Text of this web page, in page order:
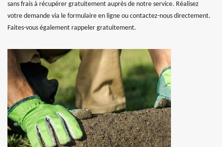
sans frais à récupérer gratuitement auprès de notre service. Réalisez
votre demande via le formulaire en ligne ou contactez-nous directement.
Faites-vous également rappeler gratuitement.